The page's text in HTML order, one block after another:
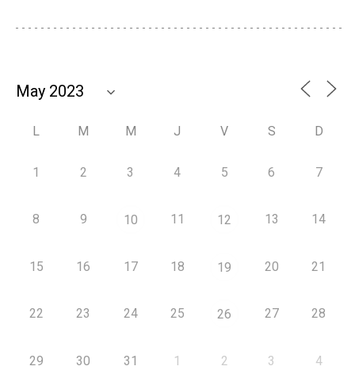
L M M J V S D
1 2 3 4 5 6 7
8 9 10 11 12 13 14
15 16 17 18 19 20 21
22 23 24 25 26 27 28
29 30 31 1 2 3 4